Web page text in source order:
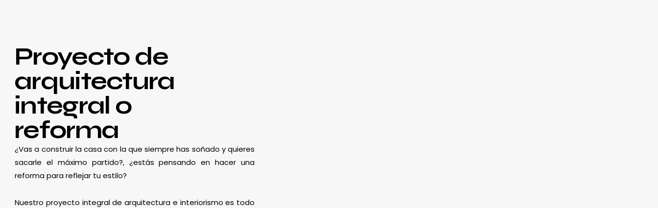
Proyecto de
arquitectura
integral o
reforma
¿Vas a construir la casa con la que siempre has soñado y quieres
sacarle el máximo partido?, ¿estás pensando en hacer una
reforma para reflejar tu estilo?
Nuestro proyecto integral de arquitectura e interiorismo es todo